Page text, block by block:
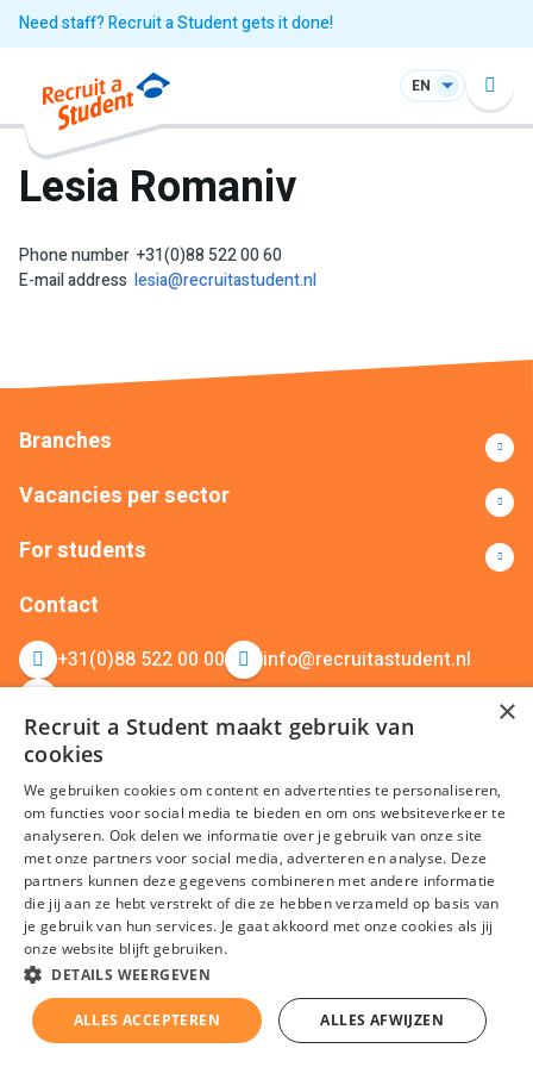
Need staff? Recruit a Student gets it done!
EN
Lesia Romaniv
Phone number +31(0)88 522 00 60
E-mail address lesia@recruitastudent.nl
Branches
Vacancies per sector
For students
Contact
+31(0)88 522 00 00
info@recruitastudent.nl
terms and conditionsPrivacy CookiesDisclaimer Sitemap
KvK nummer: 20092214 © Recruit a Student 2026
×
Recruit a Student maakt gebruik van
cookies
We gebruiken cookies om content en advertenties te personaliseren,
om functies voor social media te bieden en om ons websiteverkeer te
analyseren. Ook delen we informatie over je gebruik van onze site
met onze partners voor social media, adverteren en analyse. Deze
partners kunnen deze gegevens combineren met andere informatie
die jij aan ze hebt verstrekt of die ze hebben verzameld op basis van
je gebruik van hun services. Je gaat akkoord met onze cookies als jij
onze website blijft gebruiken.
DETAILS WEERGEVEN
ALLES ACCEPTEREN ALLES AFWIJZEN